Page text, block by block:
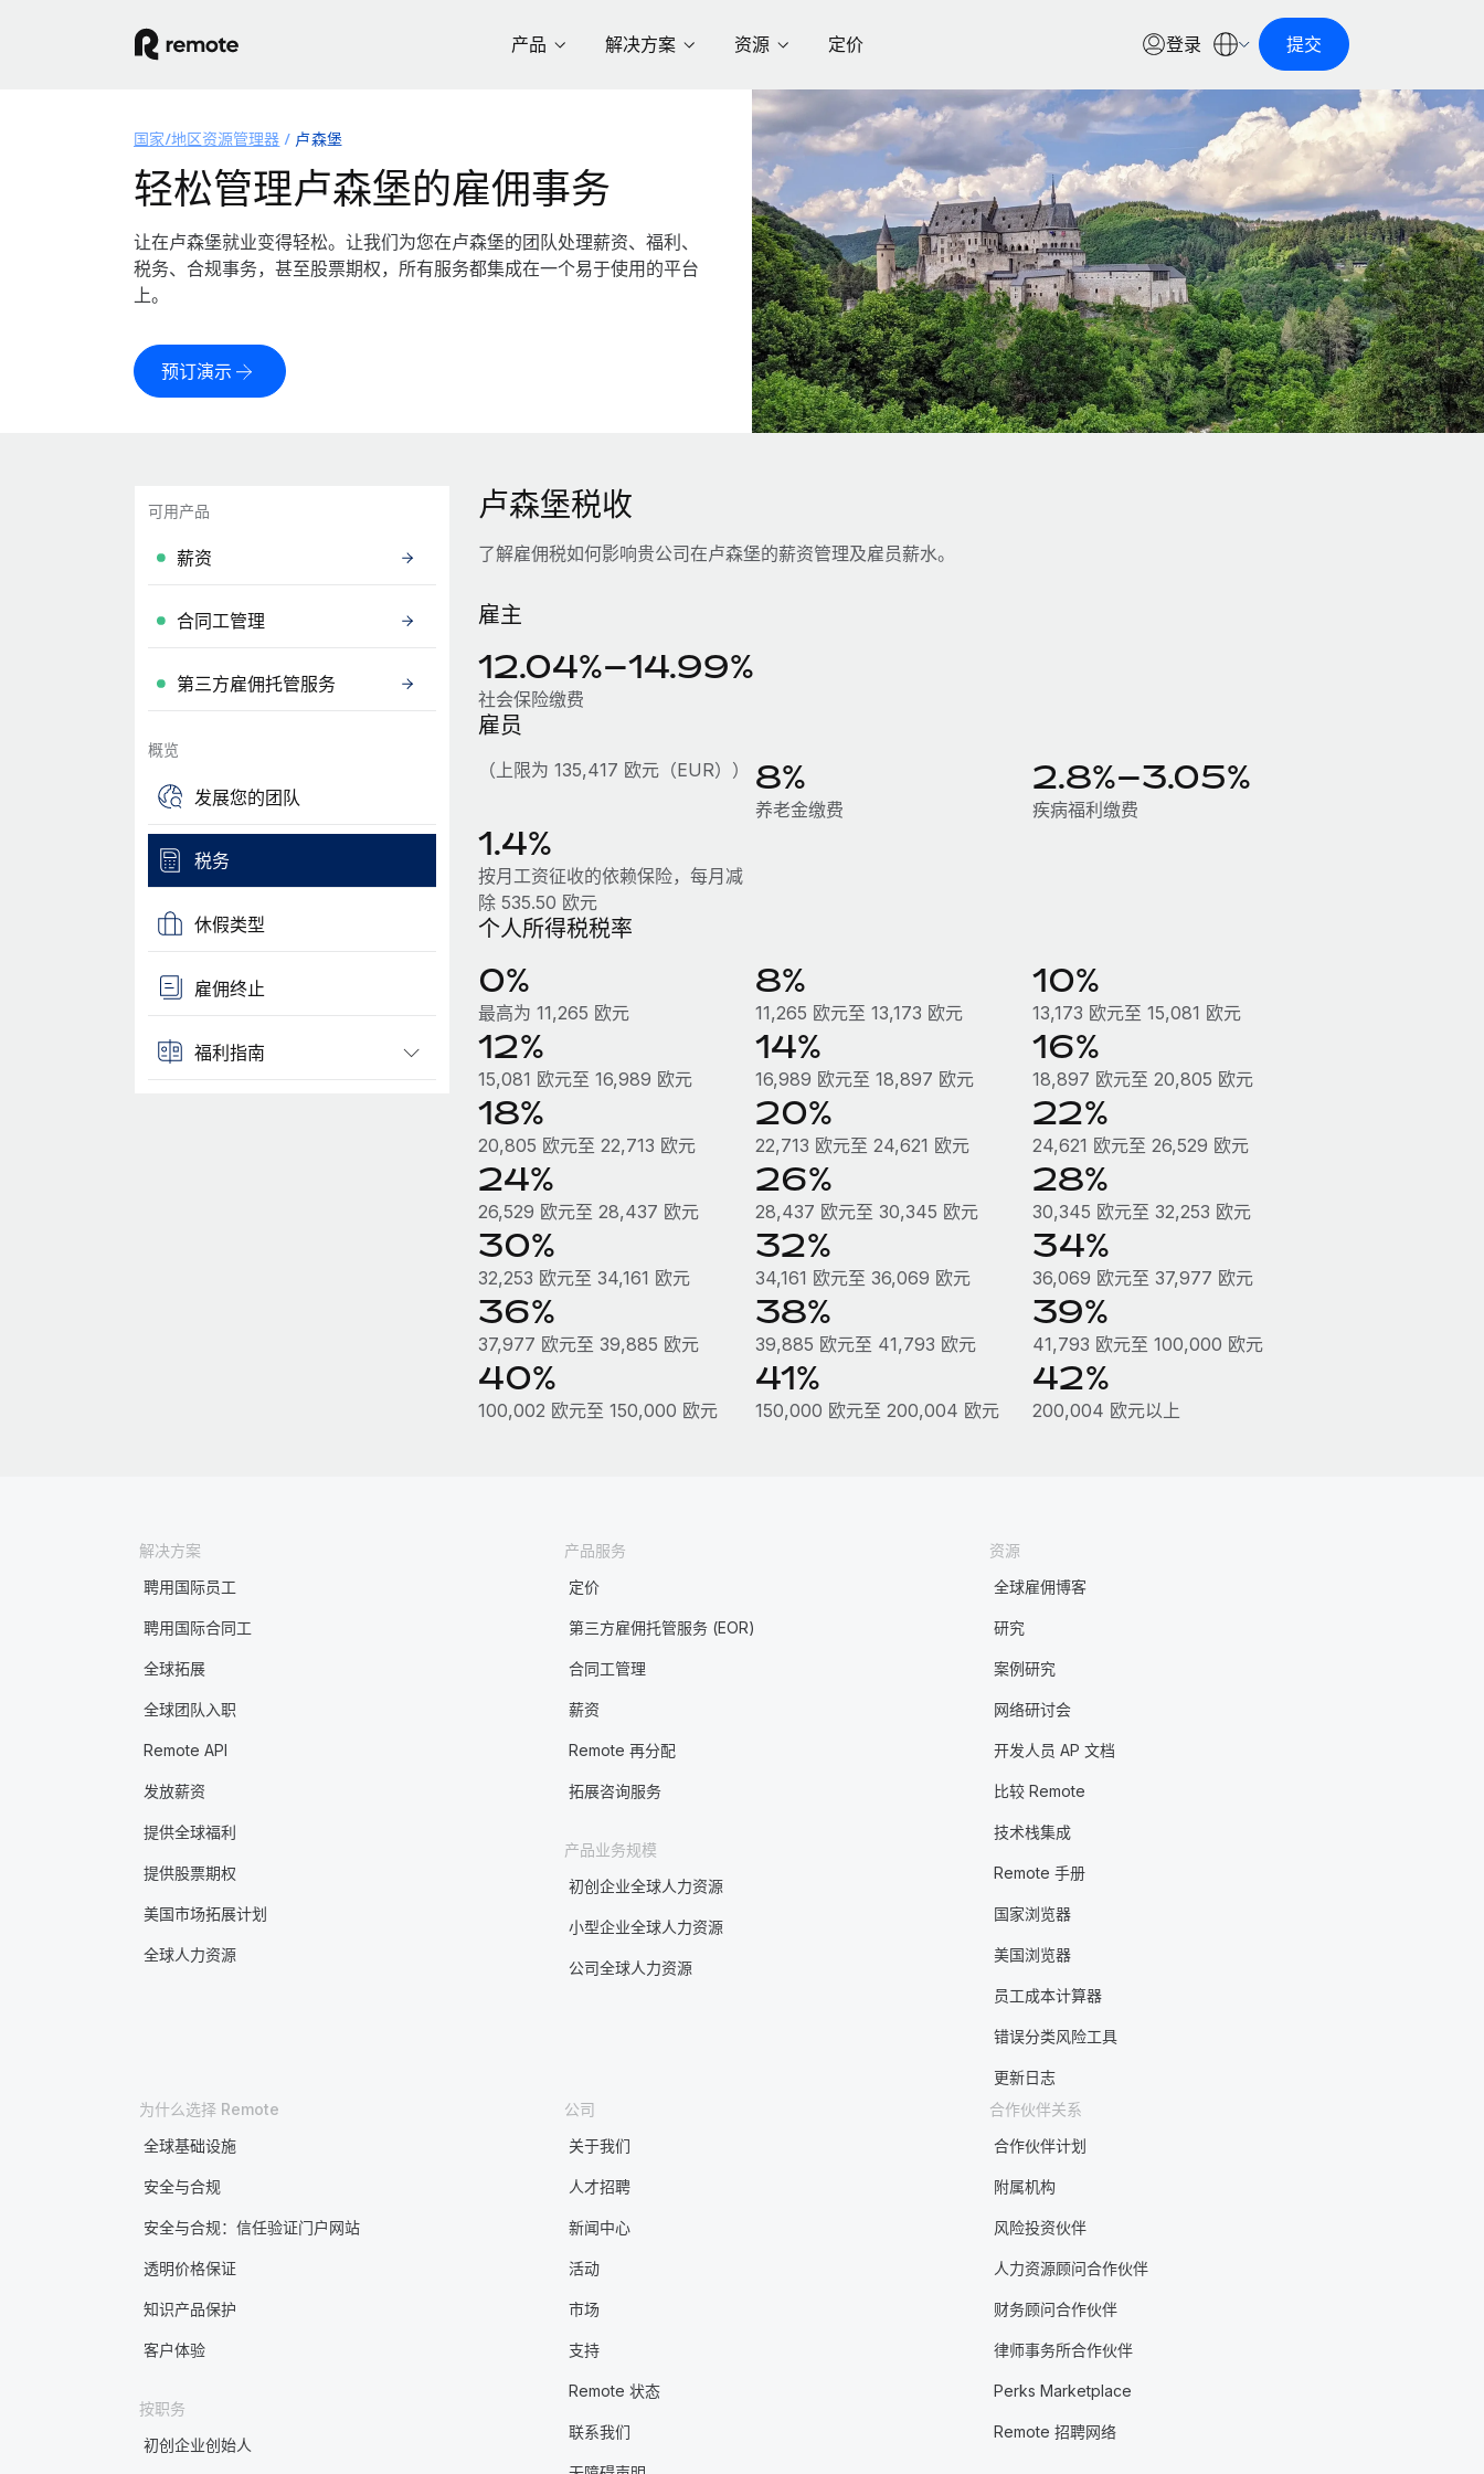
产品 解决方案 资源 定价 登录 提交
国家/地区资源管理器 卢森堡
轻松管理卢森堡的雇佣事务
让在卢森堡就业变得轻松。让我们为您在卢森堡的团队处理薪资、福利、
税务、合规事务，甚至股票期权，所有服务都集成在一个易于使用的平台
上。
预订演示
可用产品
薪资
合同工管理
第三方雇佣托管服务
概览
发展您的团队
税务
休假类型
雇佣终止
福利指南
卢森堡税收
了解雇佣税如何影响贵公司在卢森堡的薪资管理及雇员薪水。
雇主
12.04%–14.99%
社会保险缴费
雇员
（上限为 135,417 欧元（EUR）） 8%
养老金缴费
2.8%–3.05%
疾病福利缴费
1.4%
按月工资征收的依赖保险，每月减
除 535.50 欧元
个人所得税税率
0%
最高为 11,265 欧元
8%
11,265 欧元至 13,173 欧元
10%
13,173 欧元至 15,081 欧元
12%
15,081 欧元至 16,989 欧元
14%
16,989 欧元至 18,897 欧元
16%
18,897 欧元至 20,805 欧元
18%
20,805 欧元至 22,713 欧元
20%
22,713 欧元至 24,621 欧元
22%
24,621 欧元至 26,529 欧元
24%
26,529 欧元至 28,437 欧元
26%
28,437 欧元至 30,345 欧元
28%
30,345 欧元至 32,253 欧元
30%
32,253 欧元至 34,161 欧元
32%
34,161 欧元至 36,069 欧元
34%
36,069 欧元至 37,977 欧元
36%
37,977 欧元至 39,885 欧元
38%
39,885 欧元至 41,793 欧元
39%
41,793 欧元至 100,000 欧元
40%
100,002 欧元至 150,000 欧元
41%
150,000 欧元至 200,004 欧元
42%
200,004 欧元以上
解决方案
聘用国际员工
聘用国际合同工
全球拓展
全球团队入职
Remote API
发放薪资
提供全球福利
提供股票期权
美国市场拓展计划
全球人力资源
产品服务
定价
第三方雇佣托管服务 (EOR)
合同工管理
薪资
Remote 再分配
拓展咨询服务
产品业务规模
初创企业全球人力资源
小型企业全球人力资源
公司全球人力资源
资源
全球雇佣博客
研究
案例研究
网络研讨会
开发人员 AP 文档
比较 Remote
技术栈集成
Remote 手册
国家浏览器
美国浏览器
员工成本计算器
错误分类风险工具
更新日志
为什么选择 Remote
全球基础设施
安全与合规
安全与合规：信任验证门户网站
透明价格保证
知识产品保护
客户体验
按职务
初创企业创始人
公司
关于我们
人才招聘
新闻中心
活动
市场
支持
Remote 状态
联系我们
合作伙伴关系
合作伙伴计划
附属机构
风险投资伙伴
人力资源顾问合作伙伴
财务顾问合作伙伴
律师事务所合作伙伴
Perks Marketplace
Remote 招聘网络